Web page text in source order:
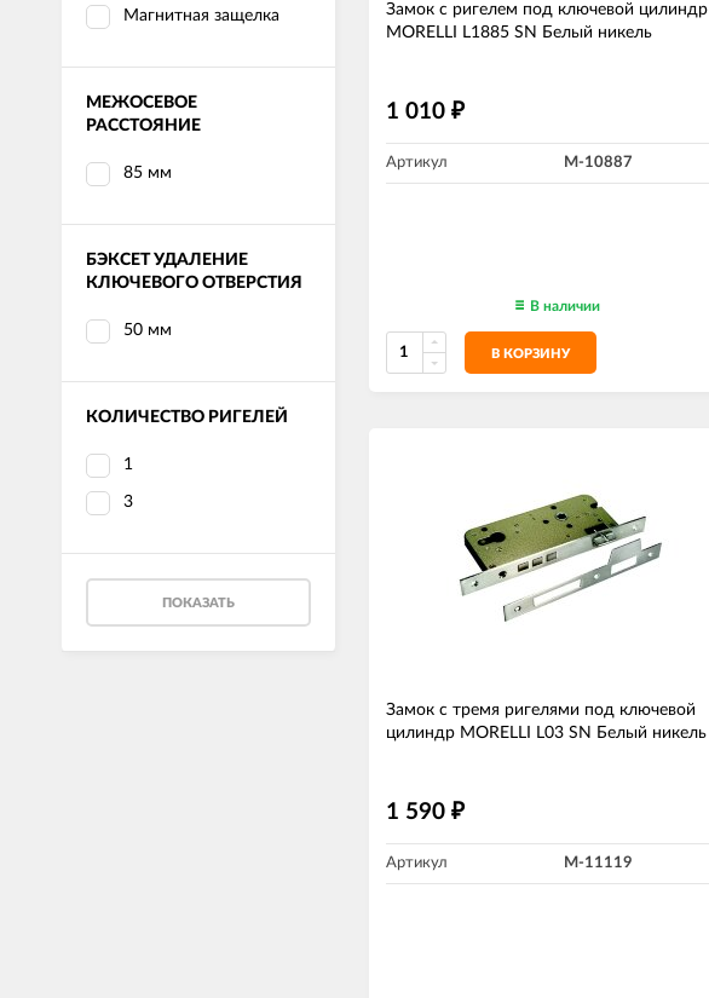
Магнитная защелка
МЕЖОСЕВОЕ
РАССТОЯНИЕ
85 мм
БЭКСЕТ УДАЛЕНИЕ
КЛЮЧЕВОГО ОТВЕРСТИЯ
50 мм
КОЛИЧЕСТВО РИГЕЛЕЙ
1
3
ПОКАЗАТЬ
Замок с ригелем под ключевой цилиндр
MORELLI L1885 SN Белый никель
1 010 ₽
Артикул M-10887
В наличии
В КОРЗИНУ
Замок с тремя ригелями под ключевой
цилиндр MORELLI L03 SN Белый никель
1 590 ₽
Артикул M-11119